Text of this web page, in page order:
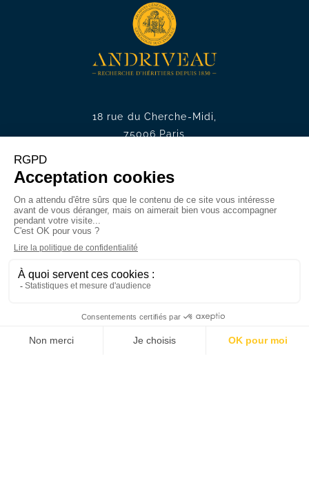
18 rue du Cherche-Midi,
75006 Paris
E-mail. :contact@andriveau.fr
Nous rejoindre
Offres d’emplois